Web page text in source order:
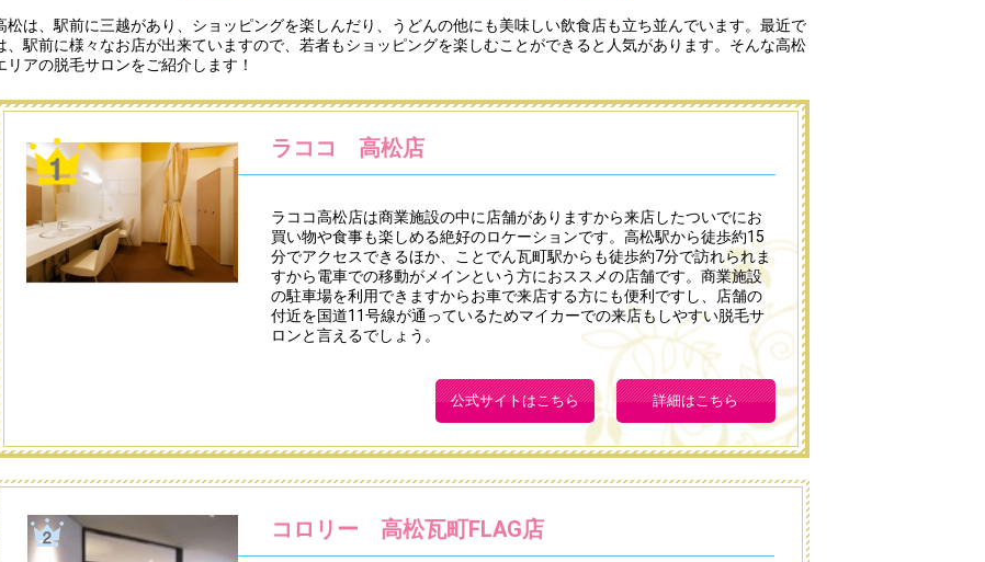
松は、駅前に三越があり、ショッピングを楽しんだり、うどんの他にも美味しい飲食店も立ち並んでいます。最近で
、駅前に様々なお店が出来ていますので、若者もショッピングを楽しむことができると人気があります。そんな高松
リアの脱毛サロンをご紹介します！
ラココ 高松店
ラココ高松店は商業施設の中に店舗がありますから来店したついでにお
買い物や食事も楽しめる絶好のロケーションです。高松駅から徒歩約15
分でアクセスできるほか、ことでん瓦町駅からも徒歩約7分で訪れられま
すから電車での移動がメインという方におススメの店舗です。商業施設
の駐車場を利用できますからお車で来店する方にも便利ですし、店舗の
付近を国道11号線が通っているためマイカーでの来店もしやすい脱毛サ
ロンと言えるでしょう。
公式サイトはこちら 詳細はこちら
コロリー 高松瓦町FLAG店